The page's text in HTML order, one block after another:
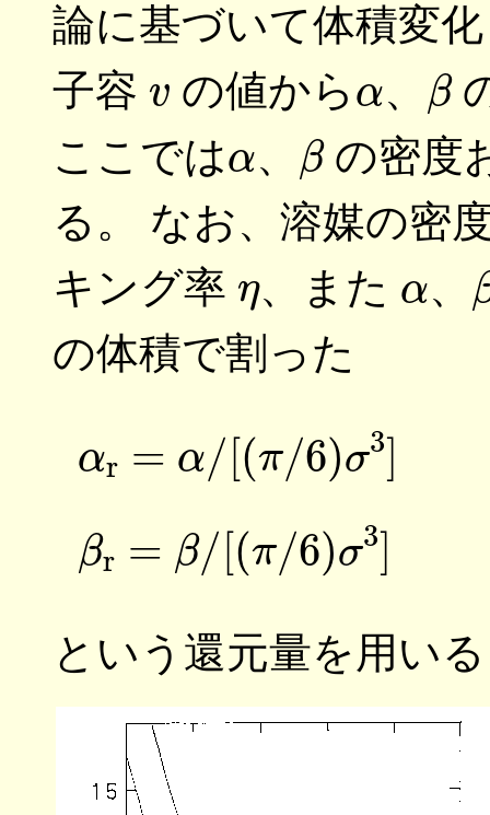
論に基づいて体積変
子容
の値から 、 β
ここでは
、 βの密度
る。 なお、溶媒の密
キング率
、また 、
の体積で割った
という還元量を用い